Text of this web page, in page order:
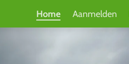
Home Aanmelden